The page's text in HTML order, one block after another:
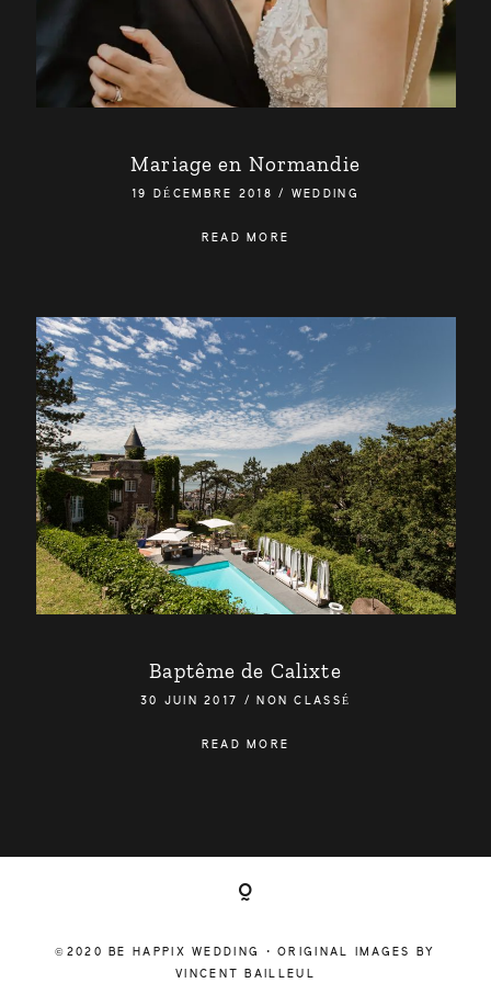
Mariage en Normandie
19 DÉCEMBRE 2018/ WEDDING
READ MORE
Baptême de Calixte
30 JUIN 2017 / NON CLASSÉ
READ MORE
BE HAPPIX WEDDING
VINCENT BAILLEUL
©2020 BE HAPPIX WEDDING • ORIGINAL IMAGES BY
VINCENT BAILLEUL